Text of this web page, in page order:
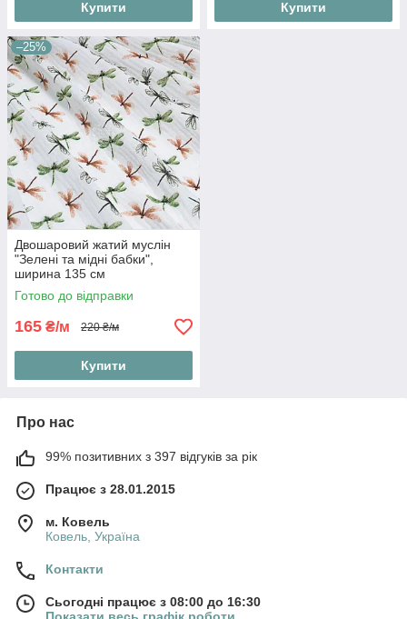
Купити Купити
–25%
Двошаровий жатий муслін
"Зелені та мідні бабки",
ширина 135 см
Готово до відправки
165 ₴/м 220 ₴/м
Купити
Про нас
99% позитивних з 397 відгуків за рік
Працює з 28.01.2015
м. Ковель
Ковель, Україна
Контакти
Сьогодні працює з 08:00 до 16:30